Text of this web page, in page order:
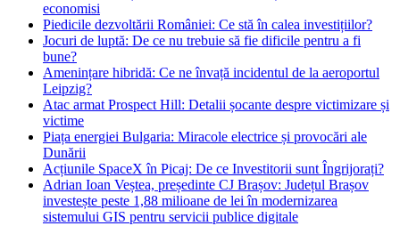
economisi
Piedicile dezvoltării României: Ce stă în calea investițiilor?
Jocuri de luptă: De ce nu trebuie să fie dificile pentru a fi
bune?
Amenințare hibridă: Ce ne învață incidentul de la aeroportul
Leipzig?
Atac armat Prospect Hill: Detalii șocante despre victimizare și
victime
Piața energiei Bulgaria: Miracole electrice și provocări ale
Dunării
Acțiunile SpaceX în Picaj: De ce Investitorii sunt Îngrijorați?
Adrian Ioan Veștea, președinte CJ Brașov: Județul Brașov
investește peste 1,88 milioane de lei în modernizarea
sistemului GIS pentru servicii publice digitale